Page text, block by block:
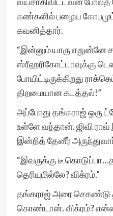
கண்களில் பழைய கோபமும்
கவனித்தார்.
“இன்னும் யாரு எதுன்னே
ஸ்ரீஹரிகோட்டாவுக்கு
போயிட்டிருக்கிறது
திறமையான கடத்தல்!”
அப்போது தங்கராஜ் ஒரு
உள்ளே வந்தான். ஜிவி
இன்றித் தேனீர்
“இவருக்கு டீ
தெரியுமில்லே? விக்ரம்.”
தங்கராஜ் அரை செகண்டு
கொண்டான். விக்ரம்? என்ன